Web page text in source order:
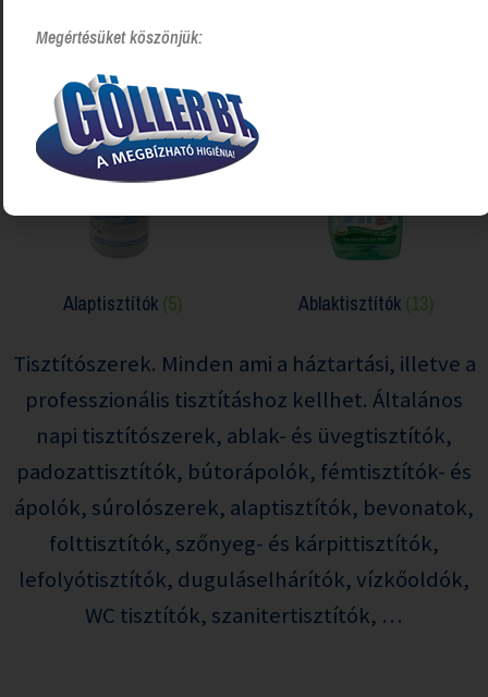
Alaptisztítók (5) Ablaktisztítók (13)
Tisztítószerek. Minden ami a háztartási, illetve a
professzionális tisztításhoz kellhet. Általános
napi tisztítószerek, ablak- és üvegtisztítók,
padozattisztítók, bútorápolók, fémtisztítók- és
ápolók, súrolószerek, alaptisztítók, bevonatok,
folttisztítók, szőnyeg- és kárpittisztítók,
lefolyótisztítók, duguláselhárítók, vízkőoldók,
WC tisztítók, szanitertisztítók, …
Megértésüket köszönjük: